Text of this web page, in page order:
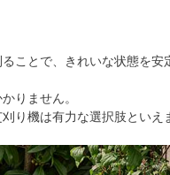
ことで、きれいな状態を安
りません。
り機は有力な選択肢といえ